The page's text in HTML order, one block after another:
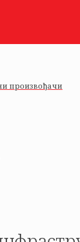
произвођачи